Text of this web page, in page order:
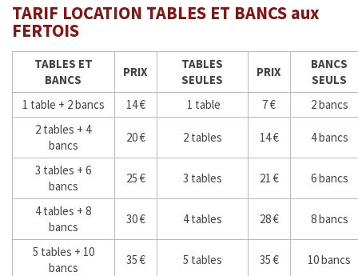
Nous contacter
Diaporama
Culture
Manifestations
Mairie
Infos utiles
Enfance Jeunesse et Famille
TARIF LOCATION TABLES ET BANCS aux
FERTOIS
TABLES ET
BANCS
PRIX
TABLES
SEULES
PRIX
BANCS
SEULS
1 table + 2 bancs
14 € 1 table 7 €
2 bancs
2 tables + 4
bancs
20 € 2 tables 14 € 4 bancs
3 tables + 6
bancs
25 € 3 tables 21 € 6 bancs
4 tables + 8
bancs
30 € 4 tables 28 € 8 bancs
5 tables + 10
bancs
35 € 5 tables 35 € 10 bancs